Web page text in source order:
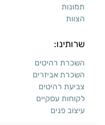
תמונות
הצוות
שרותינו:
השכרת רהיטים
השכרת אביזרים
צביעת רהיטים
לקוחות עסקיים
עיצוב פנים